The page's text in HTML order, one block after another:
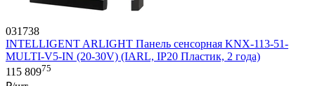
031738
INTELLIGENT ARLIGHT Панель сенсорная KNX-113-51-
MULTI-V5-IN (20-30V) (IARL, IP20 Пластик, 2 года)
115 80975